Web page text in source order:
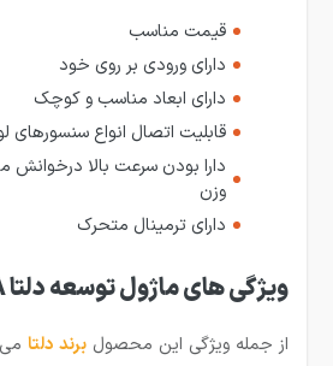
قیمت مناسب
دارای ورودی بر روی خود
دارای ابعاد مناسب و کوچک
قابلیت اتصال انواع سنسورهای
دارا بودن سرعت بالا درخوانش
وزن
دارای ترمینال متحرک
ویژگی های ماژول توسعه دلتا AS02LC-A
از جمله ویژگی این محصولبرند دلتا